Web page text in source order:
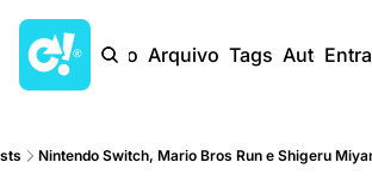
Início Arquivo Tags Autores
Nintendo Switch, Mario Bros Run e Shigeru